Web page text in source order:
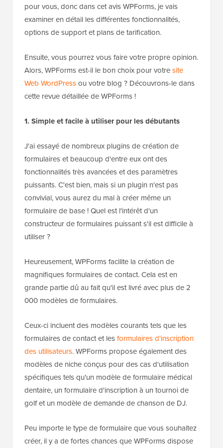
pour vous, donc dans cet avis WPForms, je vais
examiner en détail les différentes fonctionnalités,
options de support et plans de tarification.
Ensuite, vous pourrez vous faire votre propre opinion.
Alors, WPForms est-il le bon choix pour votresite
Web WordPressou votre blog ? Découvrons-le dans
cette revue détaillée de WPForms !
1. Simple et facile à utiliser pour les débutants
J'ai essayé de nombreux plugins de création de
formulaires et beaucoup d'entre eux ont des
fonctionnalités très avancées et des paramètres
puissants. C'est bien, mais si un plugin n'est pas
convivial, vous aurez du mal à créer même un
formulaire de base ! Quel est l'intérêt d'un
constructeur de formulaires puissant s'il est difficile à
utiliser ?
Heureusement, WPForms facilite la création de
magnifiques formulaires de contact. Cela est en
grande partie dû au fait qu'il est livré avec plus de 2
000 modèles de formulaires.
Ceux-ci incluent des modèles courants tels que les
formulaires de contact et lesformulaires d'inscription
des utilisateurs. WPForms propose également des
modèles de niche conçus pour des cas d'utilisation
spécifiques tels qu'un modèle de formulaire médical
dentaire, un formulaire d'inscription à un tournoi de
golf et un modèle de demande de chanson de DJ.
Peu importe le type de formulaire que vous souhaitez
créer, il y a de fortes chances que WPForms dispose